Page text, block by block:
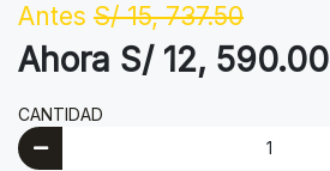
Antes S/ 15, 737.50
Ahora S/ 12, 590.00
CANTIDAD